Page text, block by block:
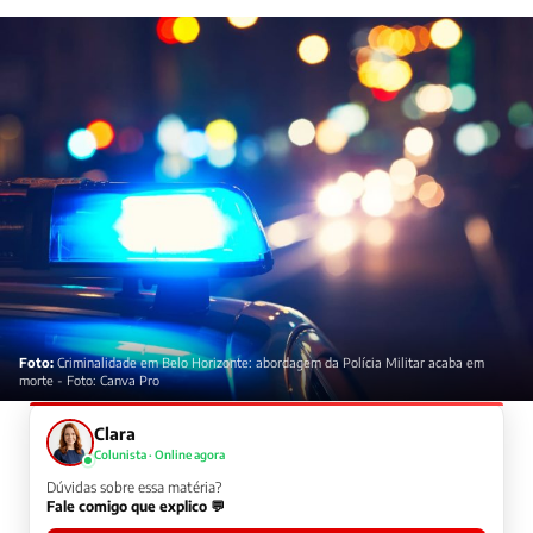
Foto:Criminalidade em Belo Horizonte: abordagem da Polícia Militar acaba em
morte - Foto: Canva Pro
Clara
Colunista · Online agora
Dúvidas sobre essa matéria?
Fale comigo que explico 💬